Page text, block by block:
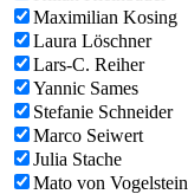
Maximilian Kosing
Laura Löschner
Lars-C. Reiher
Yannic Sames
Stefanie Schneider
Marco Seiwert
Julia Stache
Mato von Vogelstein